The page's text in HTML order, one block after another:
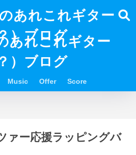
あれこれギター
？）ブログ
Music Offer Score
ァー応援ラッピングバ